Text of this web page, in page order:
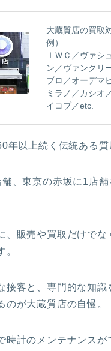
大蔵質店の買取
例）
ＩＷＣ／ヴァシ
ン／ヴァンクリ
ブロ／オーデマ
ミラノ／カシオ
イコブ／etc.
年以上続く伝統ある質
、東京の赤坂に1店舗
、販売や買取だけでな
。
接客と、専門的な知識
のが大蔵質店の自慢。
時計のメンテナンスが